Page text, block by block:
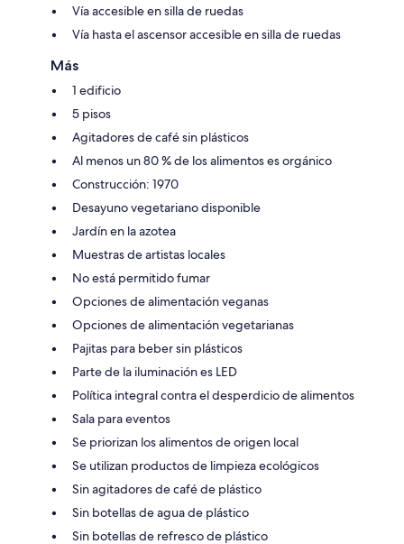
Vía accesible en silla de ruedas
Vía hasta el ascensor accesible en silla de ruedas
Más
1 edificio
5 pisos
Agitadores de café sin plásticos
Al menos un 80 % de los alimentos es orgánico
Construcción: 1970
Desayuno vegetariano disponible
Jardín en la azotea
Muestras de artistas locales
No está permitido fumar
Opciones de alimentación veganas
Opciones de alimentación vegetarianas
Pajitas para beber sin plásticos
Parte de la iluminación es LED
Política integral contra el desperdicio de alimentos
Sala para eventos
Se priorizan los alimentos de origen local
Se utilizan productos de limpieza ecológicos
Sin agitadores de café de plástico
Sin botellas de agua de plástico
Sin botellas de refresco de plástico